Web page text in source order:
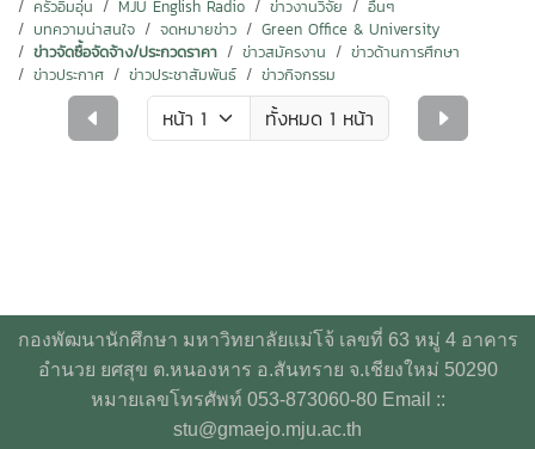
ครัวอิ่มอุ่น
MJU English Radio ข่าวงานวิจัย
อื่นๆ
บทความน่าสนใจ
จดหมายข่าว
Green Office & University
ข่าวจัดซื้อจัดจ้าง/ประกวดราคา
ข่าวสมัครงาน
ข่าวด้านการศึกษา
ข่าวประกาศ
ข่าวประชาสัมพันธ์ ข่าวกิจกรรม
ทั้งหมด 1 หน้า
กองพัฒนานักศึกษา มหาวิทยาลัยแม่โจ้ เลขที่ 63 หมู่ 4 อาคาร
อำนวย ยศสุข ต.หนองหาร อ.สันทราย จ.เชียงใหม่ 50290
หมายเลขโทรศัพท์ 053-873060-80 Email ::
stu@gmaejo.mju.ac.th